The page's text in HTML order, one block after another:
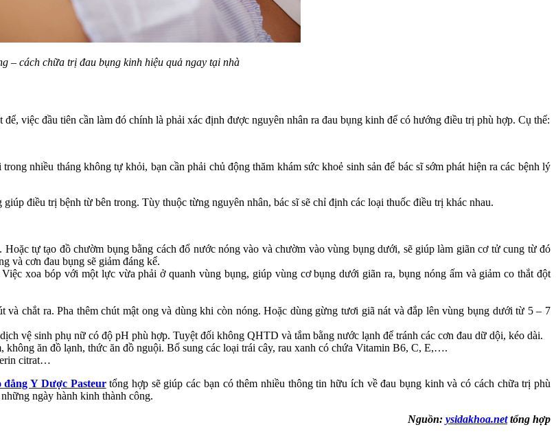
– cách chữa trị đau bụng kinh hiệu quả ngay tại nhà
việc đầu tiên cần làm đó chính là phải xác định được nguyên nhân ra đau bụng kinh để có hướng điều trị phù hợp. Cụ thể:
nhiều tháng không tự khỏi, bạn cần phải chủ động thăm khám sức khoẻ sinh sản để bác sĩ sớm phát hiện ra các bệnh lý
điều trị bệnh từ bên trong. Tùy thuộc từng nguyên nhân, bác sĩ sẽ chỉ định các loại thuốc điều trị khác nhau.
tự tạo đồ chườm bụng bằng cách đổ nước nóng vào và chườm vào vùng bụng dưới, sẽ giúp làm giãn cơ tử cung từ đó
và cơn đau bụng sẽ giảm đáng kể.
xoa bóp với một lực vừa phải ở quanh vùng bụng, giúp vùng cơ bụng dưới giãn ra, bụng nóng ấm và giảm co thắt đột
chắt ra. Pha thêm chút mật ong và dùng khi còn nóng. Hoặc dùng gừng tươi giã nát và đắp lên vùng bụng dưới từ 5 – 7
vệ sinh phụ nữ có độ pH phù hợp. Tuyệt đối không QHTD và tắm bằng nước lạnh để tránh các cơn đau dữ dội, kéo dài.
không ăn đồ lạnh, thức ăn đồ nguội. Bổ sung các loại trái cây, rau xanh có chứa Vitamin B6, C, E,….
citrat…
Y Dược Pasteur tổng hợp sẽ giúp các bạn có thêm nhiều thông tin hữu ích về đau bụng kinh và có cách chữa trị phù
ngày hành kinh thành công.
Nguồn: ysidakhoa.nettổng hợp